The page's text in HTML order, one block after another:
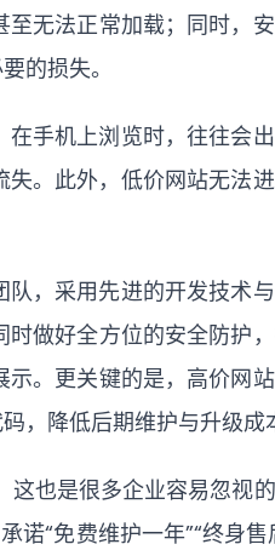
无法正常加载；同时，
的损失。
手机上浏览时，往往会
。此外，低价网站无法
，采用先进的开发技术
做好全方位的安全防护
。更关键的是，高价网
，降低后期维护与升级成
也是很多企业容易忽视
“免费维护一年”“终身售